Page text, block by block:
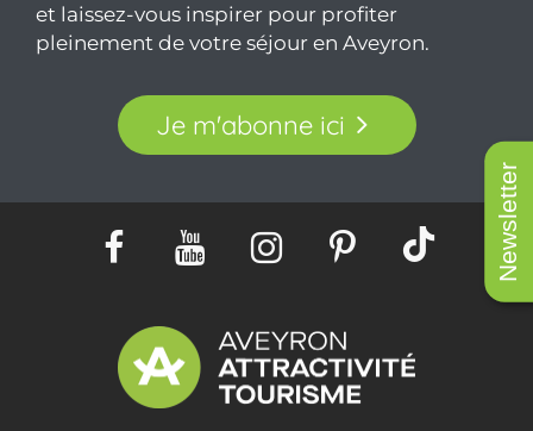
Newsletter
et laissez-vous inspirer pour profiter
pleinement de votre séjour en Aveyron.
Je m'abonne ici